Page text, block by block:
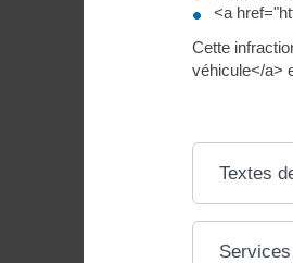
<a
Cette
véhicule</a>
Textes